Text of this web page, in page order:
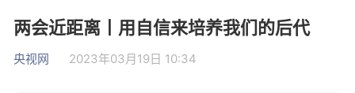
两会近距离丨用自信来培养我们的后代
央视网 2023年03月19日 10:34